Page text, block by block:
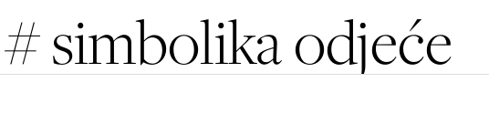
# simbolika odjeće